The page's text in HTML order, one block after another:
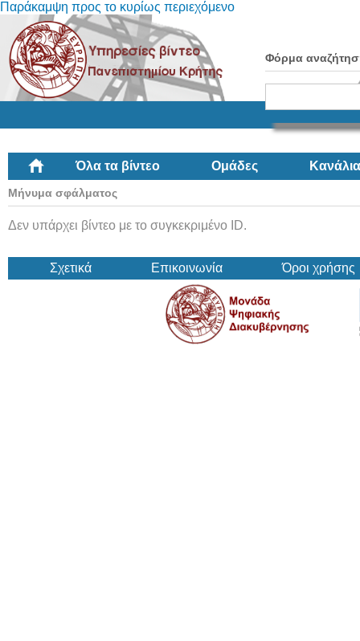
Παράκαμψη προς το κυρίως περιεχόμενο
Φόρμα
Όλα τα βίντεο Ομάδες Κανάλια
Μήνυμα σφάλματος
Δεν υπάρχει βίντεο με το συγκεκριμένο ID.
Σχετικά Επικοινωνία Όροι χρήσης